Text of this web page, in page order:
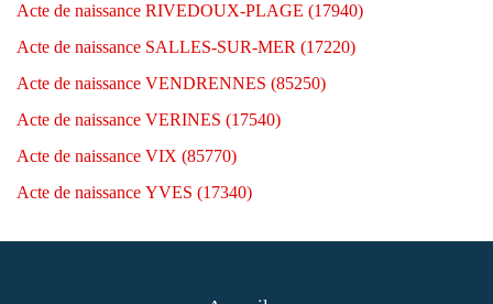
Acte de naissance RIVEDOUX-PLAGE (17940)
Acte de naissance SALLES-SUR-MER (17220)
Acte de naissance VENDRENNES (85250)
Acte de naissance VERINES (17540)
Acte de naissance VIX (85770)
Acte de naissance YVES (17340)